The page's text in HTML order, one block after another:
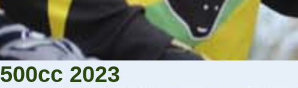
500cc 2023